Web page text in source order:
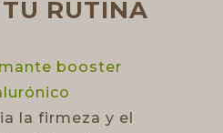
RUTINA
booster
la firmeza y el